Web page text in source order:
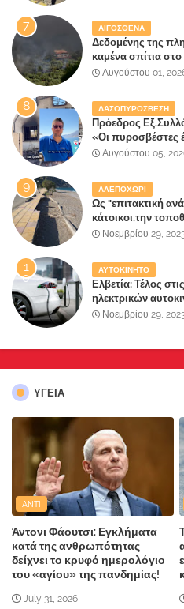
ΑΙΓΟΣΘΕΝΑ
Δεδομένης της
καμένα σπίτια
αναζητηθούν
επίγειου
Αυγούστου 01,
ΔΑΣΟΠΥΡΟΣΒΕΣΗ
Πρόεδρος
«Οι πυροσβέστες
κατοίκους»
Αυγούστου 05,
ΑΛΕΠΟΧΩΡΙ
Ως "επιτακτική
κάτοικοι,την
Παραλιακής
Νοεμβρίου 29,
ΑΥΤΟΚΙΝΗΤΟ
Ελβετία: Τέλος
ηλεκτρικών
Νοεμβρίου 29,
ΥΓΕΙΑ
ANTI
Άντονι Φάουτσι: Εγκλήματα
κατά της ανθρωπότητας
δείχνει το κρυφό ημερολόγιο
του «αγίου» της πανδημίας!
July 31, 2026